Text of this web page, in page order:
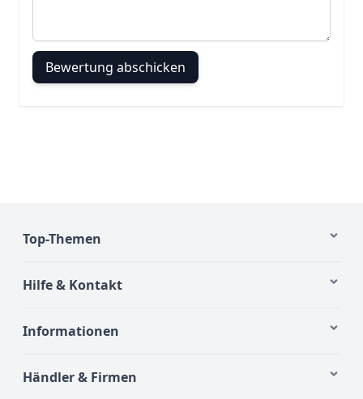
Bewertung abschicken
Top-Themen
Hilfe & Kontakt
Informationen
Händler & Firmen